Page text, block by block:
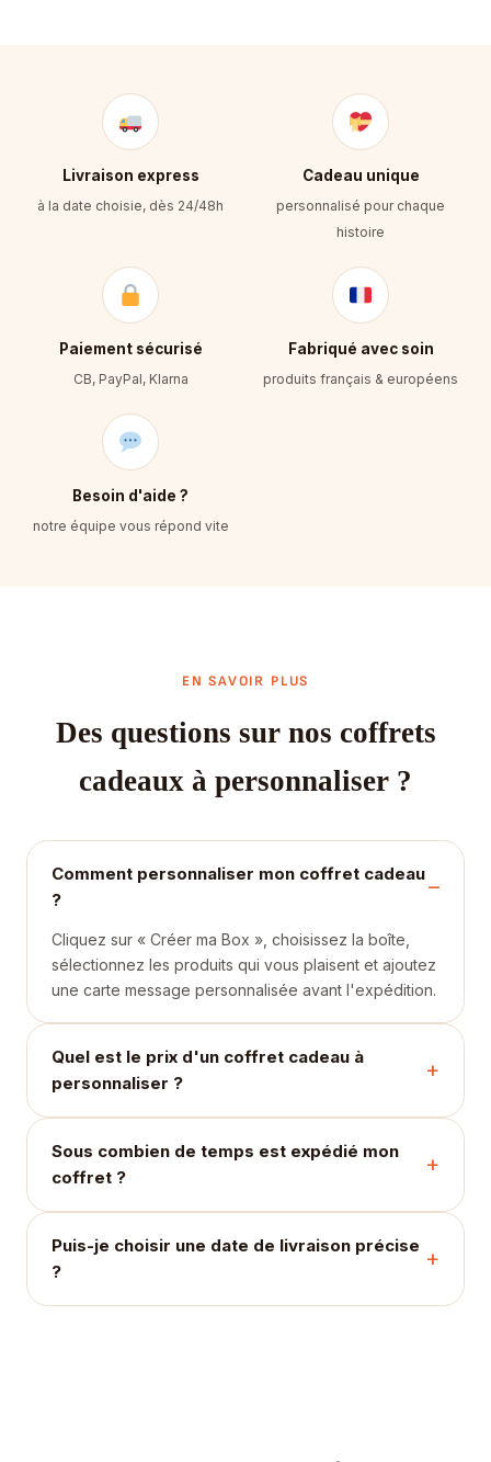
Livraison express
à la date choisie, dès 24/48h
Cadeau unique
personnalisé pour chaque
histoire
Paiement sécurisé
CB, PayPal, Klarna
Fabriqué avec soin
produits français & européens
Besoin d'aide ?
notre équipe vous répond vite
EN SAVOIR PLUS
Des questions sur nos coffrets
cadeaux à personnaliser ?
Comment personnaliser mon coffret cadeau
?
Cliquez sur « Créer ma Box », choisissez la boîte,
sélectionnez les produits qui vous plaisent et ajoutez
une carte message personnalisée avant l'expédition.
Quel est le prix d'un coffret cadeau à
personnaliser ?
Sous combien de temps est expédié mon
coffret ?
Puis-je choisir une date de livraison précise
?